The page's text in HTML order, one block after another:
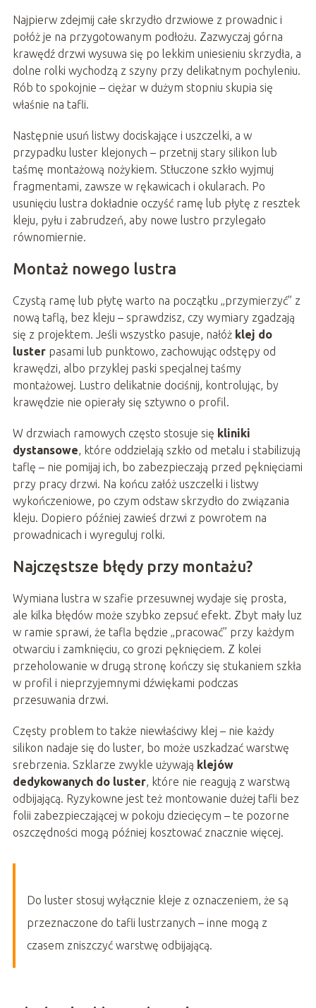
Najpierw zdejmij całe skrzydło drzwiowe z prowadnic i
połóż je na przygotowanym podłożu. Zazwyczaj górna
krawędź drzwi wysuwa się po lekkim uniesieniu skrzydła, a
dolne rolki wychodzą z szyny przy delikatnym pochyleniu.
Rób to spokojnie – ciężar w dużym stopniu skupia się
właśnie na tafli.
Następnie usuń listwy dociskające i uszczelki, a w
przypadku luster klejonych – przetnij stary silikon lub
taśmę montażową nożykiem. Stłuczone szkło wyjmuj
fragmentami, zawsze w rękawicach i okularach. Po
usunięciu lustra dokładnie oczyść ramę lub płytę z resztek
kleju, pyłu i zabrudzeń, aby nowe lustro przylegało
równomiernie.
Montaż nowego lustra
Czystą ramę lub płytę warto na początku „przymierzyć” z
nową taflą, bez kleju – sprawdzisz, czy wymiary zgadzają
się z projektem. Jeśli wszystko pasuje, nałóż klej do
lusterpasami lub punktowo, zachowując odstępy od
krawędzi, albo przyklej paski specjalnej taśmy
montażowej. Lustro delikatnie dociśnij, kontrolując, by
krawędzie nie opierały się sztywno o profil.
W drzwiach ramowych często stosuje się kliniki
dystansowe, które oddzielają szkło od metalu i stabilizują
taflę – nie pomijaj ich, bo zabezpieczają przed pęknięciami
przy pracy drzwi. Na końcu załóż uszczelki i listwy
wykończeniowe, po czym odstaw skrzydło do związania
kleju. Dopiero później zawieś drzwi z powrotem na
prowadnicach i wyreguluj rolki.
Najczęstsze błędy przy montażu?
Wymiana lustra w szafie przesuwnej wydaje się prosta,
ale kilka błędów może szybko zepsuć efekt. Zbyt mały luz
w ramie sprawi, że tafla będzie „pracować” przy każdym
otwarciu i zamknięciu, co grozi pęknięciem. Z kolei
przeholowanie w drugą stronę kończy się stukaniem szkła
w profil i nieprzyjemnymi dźwiękami podczas
przesuwania drzwi.
Częsty problem to także niewłaściwy klej – nie każdy
silikon nadaje się do luster, bo może uszkadzać warstwę
srebrzenia. Szklarze zwykle używają klejów
dedykowanych do luster, które nie reagują z warstwą
odbijającą. Ryzykowne jest też montowanie dużej tafli bez
folii zabezpieczającej w pokoju dziecięcym – te pozorne
oszczędności mogą później kosztować znacznie więcej.
Do luster stosuj wyłącznie kleje z oznaczeniem, że są
przeznaczone do tafli lustrzanych – inne mogą z
czasem zniszczyć warstwę odbijającą.